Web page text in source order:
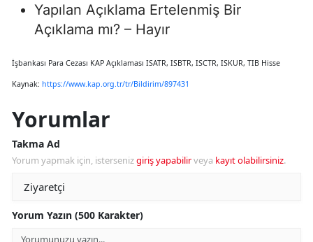
Yapılan Açıklama Ertelenmiş Bir
Açıklama mı? – Hayır
İşbankası Para Cezası KAP Açıklaması ISATR, ISBTR, ISCTR, ISKUR, TIB Hisse
Kaynak: https://www.kap.org.tr/tr/Bildirim/897431
Yorumlar
Takma Ad
Yorum yapmak için, istersenizgiriş yapabilirveya kayıt olabilirsiniz.
Yorum Yazın (500 Karakter)